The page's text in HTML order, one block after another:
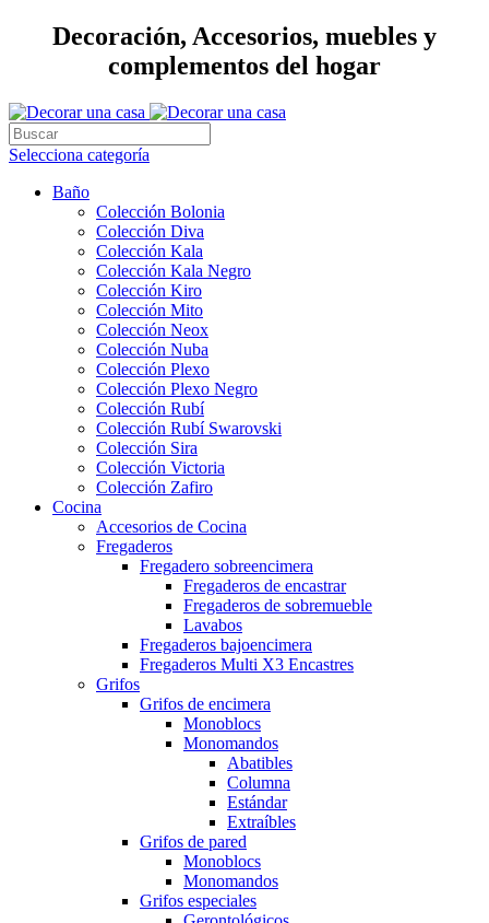
Decoración, Accesorios, muebles y
complementos del hogar
Selecciona categoría
Baño
Colección Bolonia
Colección Diva
Colección Kala
Colección Kala Negro
Colección Kiro
Colección Mito
Colección Neox
Colección Nuba
Colección Plexo
Colección Plexo Negro
Colección Rubí
Colección Rubí Swarovski
Colección Sira
Colección Victoria
Colección Zafiro
Cocina
Accesorios de Cocina
Fregaderos
Fregadero sobreencimera
Fregaderos de encastrar
Fregaderos de sobremueble
Lavabos
Fregaderos bajoencimera
Fregaderos Multi X3 Encastres
Grifos
Grifos de encimera
Monoblocs
Monomandos
Abatibles
Columna
Estándar
Extraíbles
Grifos de pared
Monoblocs
Monomandos
Grifos especiales